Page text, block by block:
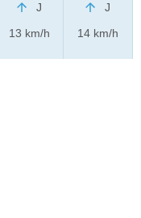
J
13 km/h
J
14 km/h